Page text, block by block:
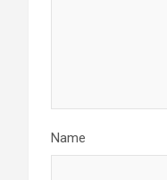
Name